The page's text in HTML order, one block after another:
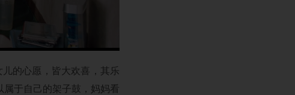
的心愿，皆大欢喜，其乐
于自己的架子鼓，妈妈看